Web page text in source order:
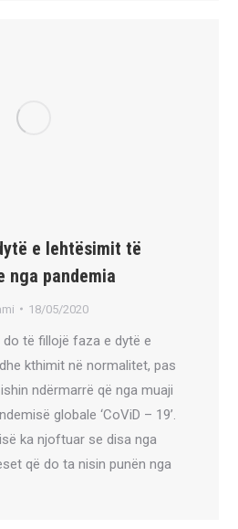
e lehtësimit të
nga pandemia
18/05/2020
të fillojë faza e dytë e
kthimit në normalitet, pas
ndërmarrë që nga muaji
globale ‘CoViD – 19’.
ka njoftuar se disa nga
që do ta nisin punën nga